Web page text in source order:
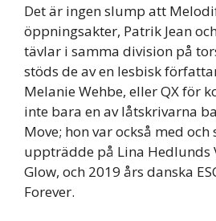
Det är ingen slump att
öppningsakter, Patrik Jean
tävlar i samma division på
stöds de av en lesbisk
Melanie Wehbe, eller QX för
inte bara en av låtskrivarna
Move; hon var också med och
uppträdde på Lina Hedlunds
Glow, och 2019 års danska
Forever.